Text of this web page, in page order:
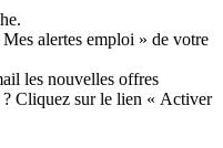
alertes emploi » de votre
les nouvelles offres
Cliquez sur le lien « Activer